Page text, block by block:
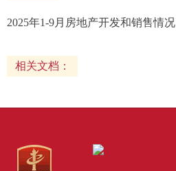
2025年1-9月房地产开发和销售情况
相关文档：